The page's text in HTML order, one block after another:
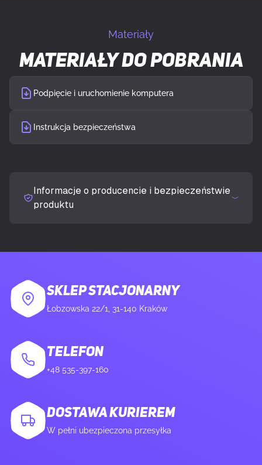
Materiały
Materiały do pobrania
Podpięcie i uruchomienie komputera
Instrukcja bezpieczeństwa
Informacje o producencie i bezpieczeństwie
produktu
SKLEP STACJONARNY
Łobzowska 22/1, 31-140 Kraków
TELEFON
+48 535-397-160
DOSTAWA KURIEREM
W pełni ubezpieczona przesyłka